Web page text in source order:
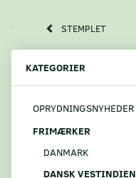
STEMPLET
KATEGORIER
OPRYDNINGSNYHEDER
FRIMÆRKER
DANMARK
DANSK VESTINDIEN